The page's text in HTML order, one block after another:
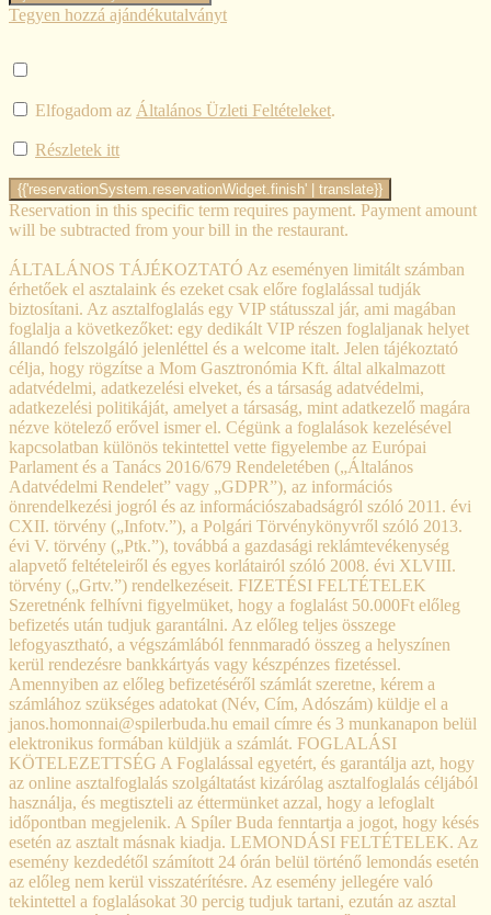
Tegyen hozzá ajándékutalványt
Elfogadom az Általános Üzleti Feltételeket.
Részletek itt
Reservation in this specific term requires payment. Payment amount
will be subtracted from your bill in the restaurant.
ÁLTALÁNOS TÁJÉKOZTATÓ Az eseményen limitált számban
érhetőek el asztalaink és ezeket csak előre foglalással tudják
biztosítani. Az asztalfoglalás egy VIP státusszal jár, ami magában
foglalja a következőket: egy dedikált VIP részen foglaljanak helyet
állandó felszolgáló jelenléttel és a welcome italt. Jelen tájékoztató
célja, hogy rögzítse a Mom Gasztronómia Kft. által alkalmazott
adatvédelmi, adatkezelési elveket, és a társaság adatvédelmi,
adatkezelési politikáját, amelyet a társaság, mint adatkezelő magára
nézve kötelező erővel ismer el. Cégünk a foglalások kezelésével
kapcsolatban különös tekintettel vette figyelembe az Európai
Parlament és a Tanács 2016/679 Rendeletében („Általános
Adatvédelmi Rendelet” vagy „GDPR”), az információs
önrendelkezési jogról és az információszabadságról szóló 2011. évi
CXII. törvény („Infotv.”), a Polgári Törvénykönyvről szóló 2013.
évi V. törvény („Ptk.”), továbbá a gazdasági reklámtevékenység
alapvető feltételeiről és egyes korlátairól szóló 2008. évi XLVIII.
törvény („Grtv.”) rendelkezéseit. FIZETÉSI FELTÉTELEK
Szeretnénk felhívni figyelmüket, hogy a foglalást 50.000Ft előleg
befizetés után tudjuk garantálni. Az előleg teljes összege
lefogyasztható, a végszámlából fennmaradó összeg a helyszínen
kerül rendezésre bankkártyás vagy készpénzes fizetéssel.
Amennyiben az előleg befizetéséről számlát szeretne, kérem a
számlához szükséges adatokat (Név, Cím, Adószám) küldje el a
janos.homonnai@spilerbuda.hu email címre és 3 munkanapon belül
elektronikus formában küldjük a számlát. FOGLALÁSI
KÖTELEZETTSÉG A Foglalással egyetért, és garantálja azt, hogy
az online asztalfoglalás szolgáltatást kizárólag asztalfoglalás céljából
használja, és megtiszteli az éttermünket azzal, hogy a lefoglalt
időpontban megjelenik. A Spíler Buda fenntartja a jogot, hogy késés
esetén az asztalt másnak kiadja. LEMONDÁSI FELTÉTELEK. Az
esemény kezdedétől számított 24 órán belül történő lemondás esetén
az előleg nem kerül visszatérítésre. Az esemény jellegére való
tekintettel a foglalásokat 30 percig tudjuk tartani, ezután az asztal